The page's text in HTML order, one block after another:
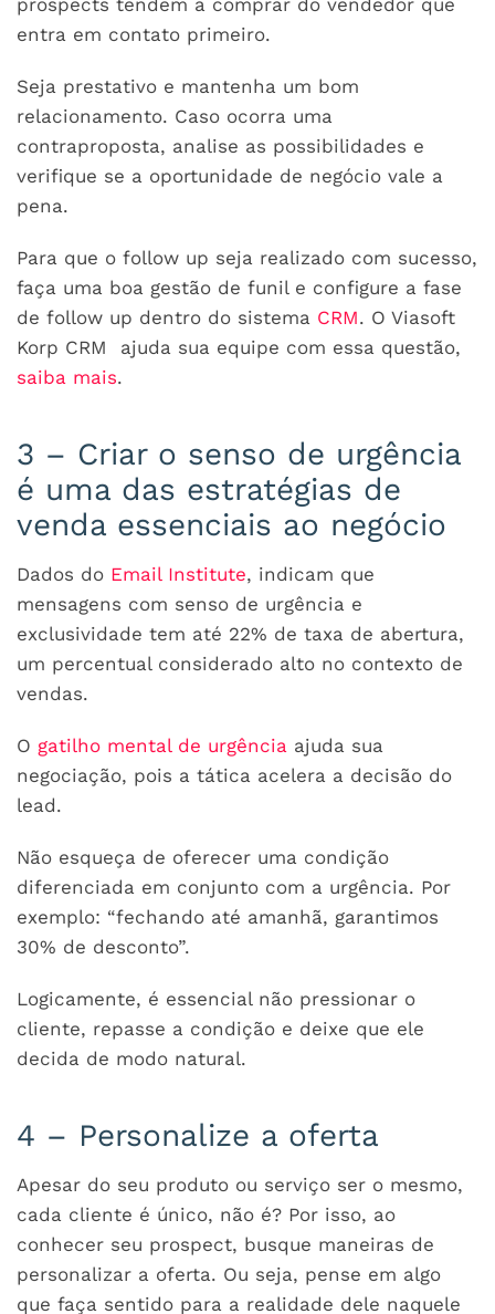
prospects tendem a comprar do vendedor que
entra em contato primeiro.
Seja prestativo e mantenha um bom
relacionamento. Caso ocorra uma
contraproposta, analise as possibilidades e
verifique se a oportunidade de negócio vale a
pena.
Para que o follow up seja realizado com sucesso,
faça uma boa gestão de funil e configure a fase
de follow up dentro do sistema CRM. O Viasoft
Korp CRM ajuda sua equipe com essa questão,
saiba mais.
3 – Criar o senso de urgência
é uma das estratégias de
venda essenciais ao negócio
Dados do Email Institute, indicam que
mensagens com senso de urgência e
exclusividade tem até 22% de taxa de abertura,
um percentual considerado alto no contexto de
vendas.
O gatilho mental de urgência ajuda sua
negociação, pois a tática acelera a decisão do
lead.
Não esqueça de oferecer uma condição
diferenciada em conjunto com a urgência. Por
exemplo: “fechando até amanhã, garantimos
30% de desconto”.
Logicamente, é essencial não pressionar o
cliente, repasse a condição e deixe que ele
decida de modo natural.
4 – Personalize a oferta
Apesar do seu produto ou serviço ser o mesmo,
cada cliente é único, não é? Por isso, ao
conhecer seu prospect, busque maneiras de
personalizar a oferta. Ou seja, pense em algo
que faça sentido para a realidade dele naquele